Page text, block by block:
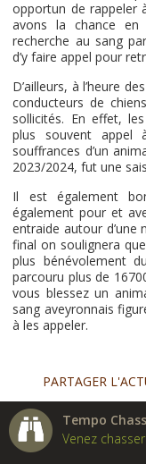
opportun de rappeler
avons la chance en
recherche au sang
d’y faire appel pour
D’ailleurs, à l’heure
conducteurs de
sollicités. En effet,
plus souvent appel
souffrances d’un
2023/2024, fut une
Il est également
également pour et
entraide autour d’une
final on soulignera
plus bénévolement
parcouru plus de
vous blessez un
sang aveyronnais
à les appeler.
PARTAGER
Tempo
Venez